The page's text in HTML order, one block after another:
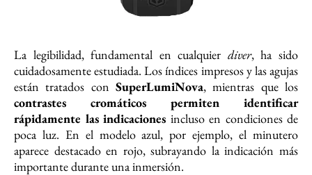
La legibilidad, fundamental en cualquier diver, ha sido
cuidadosamente estudiada. Los índices impresos y las agujas
están tratados con SuperLumiNova, mientras que los
contrastes cromáticos permiten identificar
rápidamente las indicaciones incluso en condiciones de
poca luz. En el modelo azul, por ejemplo, el minutero
aparece destacado en rojo, subrayando la indicación más
importante durante una inmersión.